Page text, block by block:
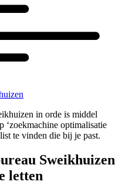
in orde is middel
‘zoekmachine optimalisatie
te vinden die bij je past.
Sweikhuizen
letten